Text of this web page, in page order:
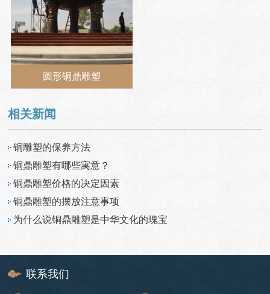
圆形铜鼎雕塑
相关新闻
铜雕塑的保养方法
铜鼎雕塑有哪些寓意？
铜鼎雕塑价格的决定因素
铜鼎雕塑的摆放注意事项
为什么说铜鼎雕塑是中华文化的瑰宝
联系我们